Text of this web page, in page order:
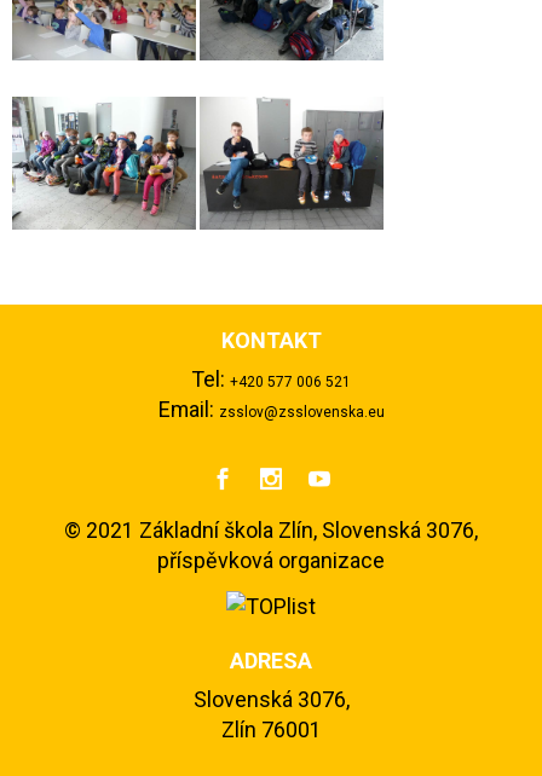
KONTAKT
Tel: +420 577 006 521
Email: zsslov@zsslovenska.eu
  
© 2021 Základní škola Zlín, Slovenská 3076,
příspěvková organizace
ADRESA
Slovenská 3076,
Zlín 76001